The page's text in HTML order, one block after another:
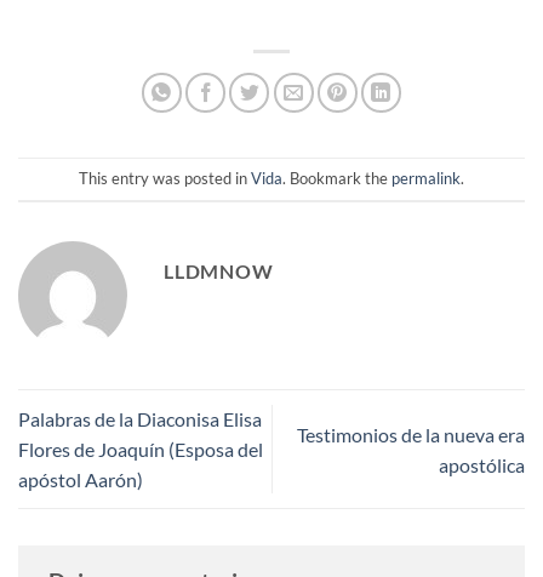
This entry was posted inVida. Bookmark the permalink.
LLDMNOW
Palabras de la Diaconisa Elisa
Flores de Joaquín (Esposa del
apóstol Aarón)
Testimonios de la nueva era
apostólica